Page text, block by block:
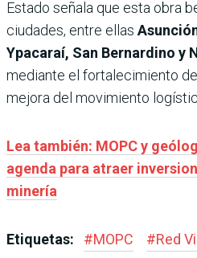
Estado señala que esta obra
ciudades, entre ellas
Ypacaraí, San Bernardino y
mediante el fortalecimiento
mejora del movimiento
Lea también: MOPC y
agenda para atraer
minería
Etiquetas: #MOPC #Red